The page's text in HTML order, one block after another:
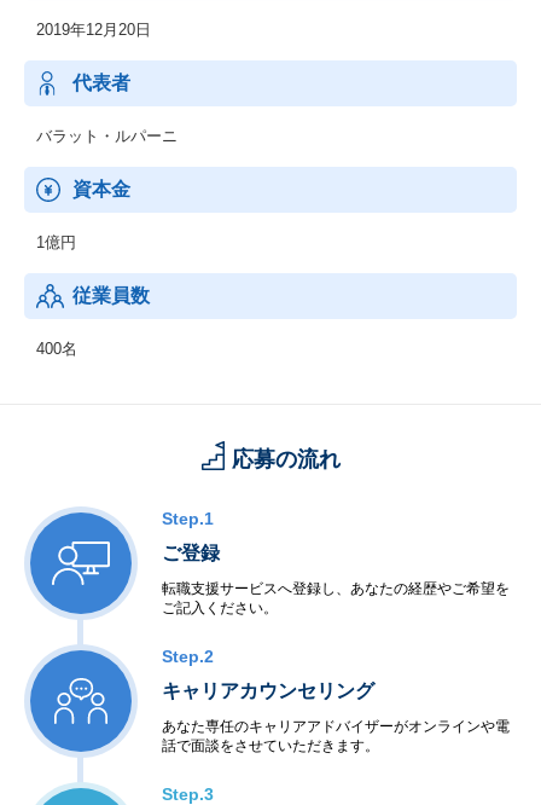
AIのツールはPerplexityやChatGPT、Claude、NotebookLM、Goog
le Agentspaceといったサービスを検証中です。
特に注目すべきは、これまでシステム導入の最大の課題だったセ
以前は、各システムの手順に沿って詳細なセキュリティレビュー
を行い、承認を得るまでに非常に多くの時間と労力を要していま
した。
しかし、現在はディープリサーチ機能を備えたAIにセキュリティ
チェックを指示するだけで、必要な情報が瞬時に提示されるた
セキュリティレビューを圧倒的なスピードで完了できるようにな
2019年12月20日
代表者
バラット・ルパーニ
資本金
1億円
従業員数
400名
応募の流れ
Step.1
ご登録
転職支援サービスへ登録し、あなたの経歴やご希望を
ご記入ください。
Step.2
キャリアカウンセリング
あなた専任のキャリアアドバイザーがオンラインや電
話で面談をさせていただきます。
Step.3